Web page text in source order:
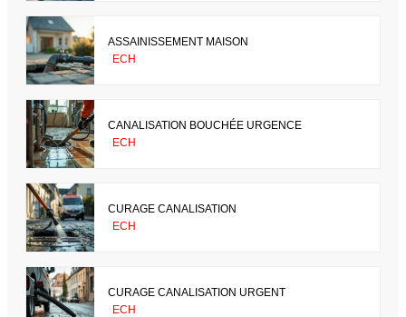
ASSAINISSEMENT MAISON
ECH
CANALISATION BOUCHÉE URGENCE
ECH
CURAGE CANALISATION
ECH
CURAGE CANALISATION URGENT
ECH